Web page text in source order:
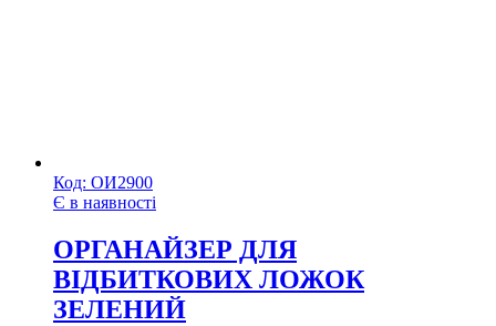
Код: ОИ2900
Є в наявності
ОРГАНАЙЗЕР ДЛЯ
ВІДБИТКОВИХ ЛОЖОК
ЗЕЛЕНИЙ